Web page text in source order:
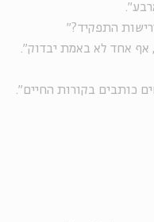
התפקיד?"
אף אחד לא באמת יבדוק".
כותבים בקורות החיים".